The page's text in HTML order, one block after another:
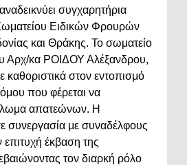
συγχαρητήρια
Ειδικών Φρουρών
και Θράκης. Το σωματείο
Αρχ/κα ΡΟΙΔΟΥ Αλέξανδρου,
καθοριστικά στον εντοπισμό
που φέρεται να
απατεώνων. Η
συνεργασία με συναδέλφους
έκβαση της
τον διαρκή ρόλο